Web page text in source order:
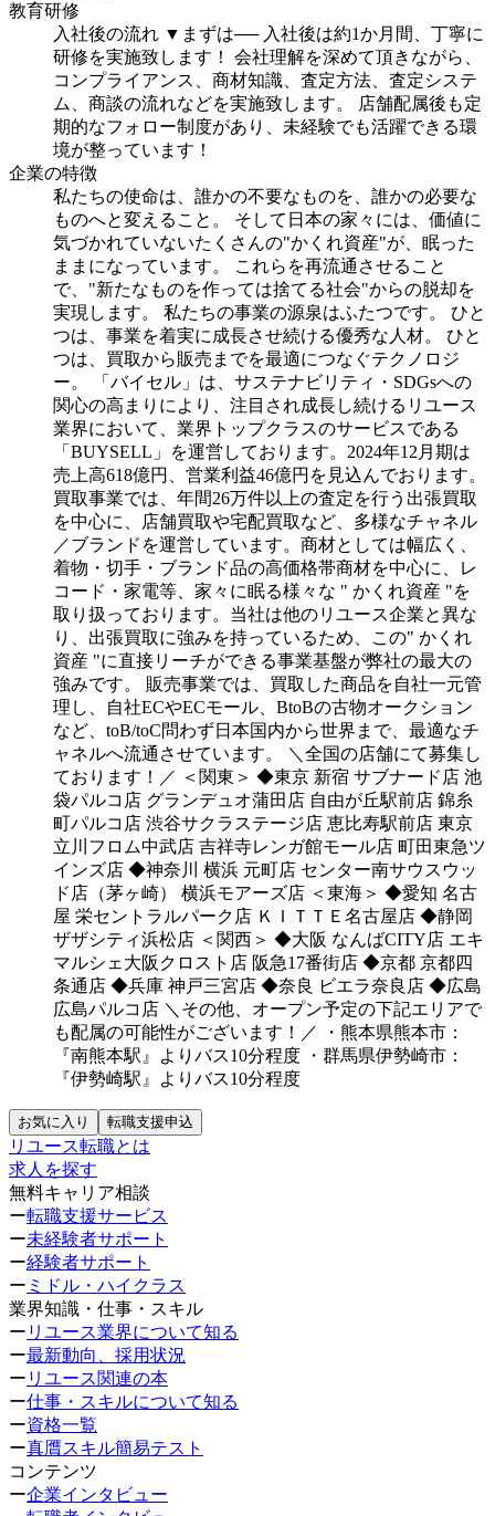
教育研修
入社後の流れ ▼まずは── 入社後は約1か月間、丁寧に
研修を実施致します！
会社理解を深めて頂きながら、
コンプライアンス、商材知識、査定方法、査定システ
ム、商談の流れなどを実施致します。
店舗配属後も定
期的なフォロー制度があり、未経験でも活躍できる環
境が整っています！
企業の特徴
私たちの使命は、誰かの不要なものを、誰かの必要な
ものへと変えること。
そして日本の家々には、価値に
気づかれていないたくさんの"かくれ資産"が、眠った
ままになっています。
これらを再流通させること
で、"新たなものを作っては捨てる社会"からの脱却を
実現します。
私たちの事業の源泉はふたつです。
ひと
つは、事業を着実に成長させ続ける優秀な人材。
ひと
つは、買取から販売までを最適につなぐテクノロジ
ー。
「バイセル」は、サステナビリティ・SDGsへの
関心の高まりにより、注目され成長し続けるリユース
業界において、業界トップクラスのサービスである
「BUYSELL」を運営しております。2024年12月期は
売上高618億円、営業利益46億円を見込んでおります。
買取事業では、年間26万件以上の査定を行う出張買取
を中心に、店舗買取や宅配買取など、多様なチャネル
／ブランドを運営しています。商材としては幅広く、
着物・切手・ブランド品の高価格帯商材を中心に、レ
コード・家電等、家々に眠る様々な " かくれ資産 "を
取り扱っております。当社は他のリユース企業と異な
り、出張買取に強みを持っているため、この" かくれ
資産 "に直接リーチができる事業基盤が弊社の最大の
強みです。
販売事業では、買取した商品を自社一元管
理し、自社ECやECモール、BtoBの古物オークション
など、toB/toC問わず日本国内から世界まで、最適なチ
ャネルへ流通させています。
＼全国の店舗にて募集し
ております！／ ＜関東＞ ◆東京 新宿 サブナード店 池
袋パルコ店 グランデュオ蒲田店 自由が丘駅前店 錦糸
町パルコ店 渋谷サクラステージ店 恵比寿駅前店 東京
立川フロム中武店 吉祥寺レンガ館モール店 町田東急ツ
インズ店 ◆神奈川 横浜 元町店 センター南サウスウッ
ド店（茅ヶ崎）
横浜モアーズ店 ＜東海＞ ◆愛知 名古
屋 栄セントラルパーク店 ＫＩＴＴＥ名古屋店 ◆静岡
ザザシティ浜松店 ＜関西＞ ◆大阪 なんばCITY店 エキ
マルシェ大阪クロスト店 阪急17番街店 ◆京都 京都四
条通店 ◆兵庫 神戸三宮店 ◆奈良 ビエラ奈良店 ◆広島
広島パルコ店 ＼その他、オープン予定の下記エリアで
も配属の可能性がございます！／
・熊本県熊本市：
『南熊本駅』よりバス10分程度
・群馬県伊勢崎市：
『伊勢崎駅』よりバス10分程度
お気に入り 転職支援申込
リユース転職とは
求人を探す
無料キャリア相談
ー転職支援サービス
ー未経験者サポート
ー経験者サポート
ー ミドル・ハイクラス
業界知識・仕事・スキル
ー リユース業界について知る
ー最新動向、採用状況
ー リユース関連の本
ー仕事・スキルについて知る
ー資格一覧
ー真贋スキル簡易テスト
コンテンツ
ー企業インタビュー